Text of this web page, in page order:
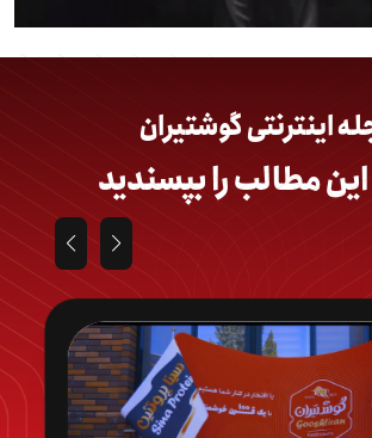
اینترنتی گوشتیران
مطالب را بپسندید